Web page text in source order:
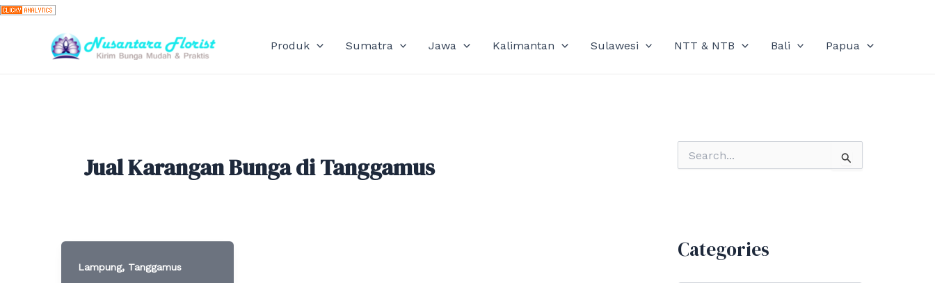
Skip
content
Produk Sumatra Jawa Kalimantan Sulawesi NTT & NTB Bali Papua
Jual Karangan Bunga di Tanggamus
Lampung, Tanggamus
o
Categories